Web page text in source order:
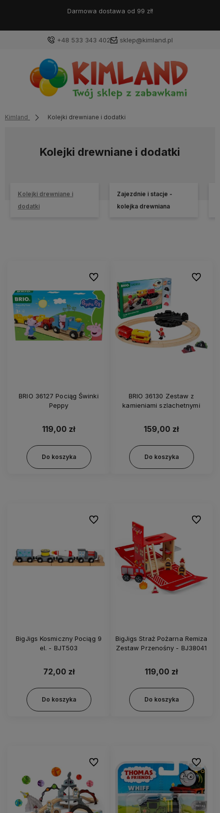
Darmowa dostawa od 99 zł!
+48 533 343 402 sklep@kimland.pl
Kimland Kolejki drewniane i dodatki
Kolejki drewniane i dodatki
Kolejki drewniane i
dodatki
Zajezdnie i stacje -
kolejka drewniana
BRIO 36127 Pociąg Świnki
Peppy
119,00 zł
Do koszyka
Do ulubionych
BRIO 36130 Zestaw z
kamieniami szlachetnymi
159,00 zł
Do koszyka
Do
BigJigs Kosmiczny Pociąg 9
el. - BJT503
72,00 zł
Do koszyka
Do ulubionych
BigJigs Straż Pożarna Remiza
Zestaw Przenośny - BJ38041
119,00 zł
Do koszyka
Do
Do ulubionych Do